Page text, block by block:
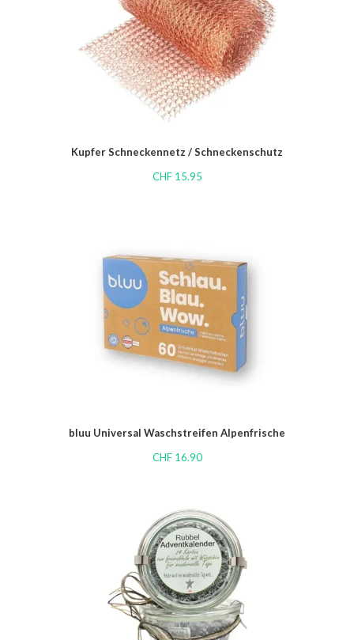
Kupfer Schneckennetz / Schneckenschutz
CHF15.95
bluu Universal Waschstreifen Alpenfrische
CHF16.90